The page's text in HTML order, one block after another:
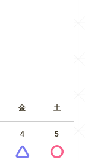
金 土
4 5